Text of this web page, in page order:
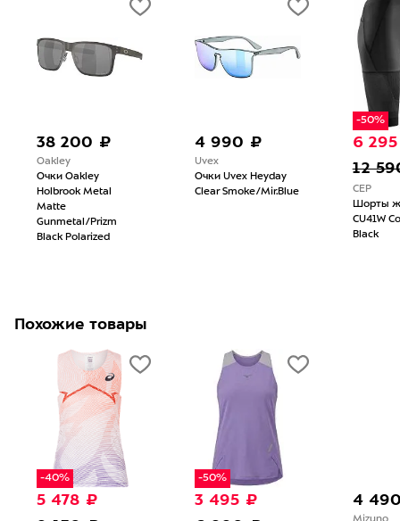
38 200 ₽
Oakley
Очки Oakley
Holbrook Metal
Matte
Gunmetal/Prizm
Black Polarized
4 990 ₽
Uvex
Очки Uvex Heyday
Clear Smoke/Mir.Blue
-50%
6
12
CEP
Шорты
CU41W
Black
Похожие товары
-40%
5 478 ₽
-50%
3 495 ₽
4